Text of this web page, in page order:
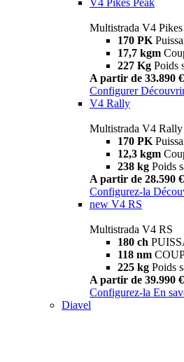
Multistrada V4 Pikes
170 PK
17,7 kgm
227 Kg Poids
A partir de 33.890 €
Configurer
V4 Rally
Multistrada V4 Rally
170 PK
12,3 kgm
238 kg Poids
A partir de 28.590 €
Configurez-la
new V4 RS
Multistrada V4 RS
180 ch
118 nm
225 kg Poids
A partir de 39.990 €
Configurez-la En
Diavel